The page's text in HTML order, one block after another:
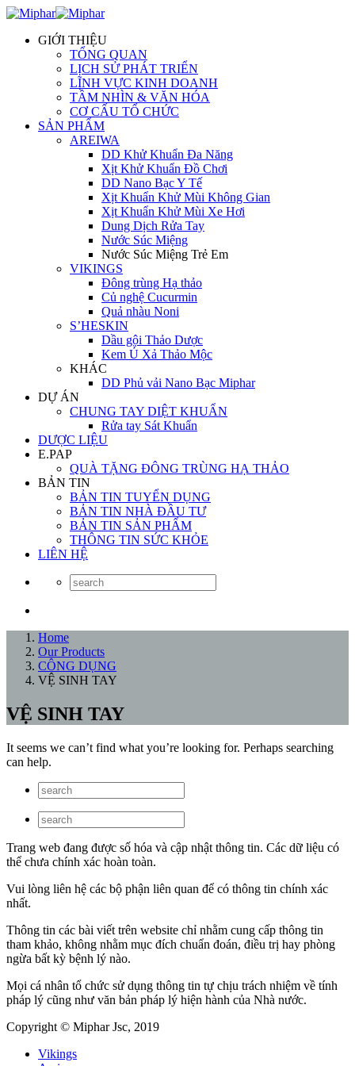
GIỚI THIỆU
TỔNG QUAN
LỊCH SỬ PHÁT TRIỂN
LĨNH VỰC KINH DOANH
TẦM NHÌN & VĂN HÓA
CƠ CẤU TỔ CHỨC
SẢN PHẨM
AREIWA
DD Khử Khuẩn Đa Năng
Xịt Khử Khuẩn Đồ Chơi
DD Nano Bạc Y Tế
Xịt Khuẩn Khử Mùi Không Gian
Xịt Khuẩn Khử Mùi Xe Hơi
Dung Dịch Rửa Tay
Nước Súc Miệng
Nước Súc Miệng Trẻ Em
VIKINGS
Đông trùng Hạ thảo
Củ nghệ Cucurmin
Quả nhàu Noni
S’HESKIN
Dầu gội Thảo Dược
Kem Ủ Xả Thảo Mộc
KHÁC
DD Phủ vải Nano Bạc Miphar
DỰ ÁN
CHUNG TAY DIỆT KHUẨN
Rửa tay Sát Khuẩn
DƯỢC LIỆU
E.PAP
QUÀ TẶNG ĐÔNG TRÙNG HẠ THẢO
BẢN TIN
BẢN TIN TUYỂN DỤNG
BẢN TIN NHÀ ĐẦU TƯ
BẢN TIN SẢN PHẨM
THÔNG TIN SỨC KHỎE
LIÊN HỆ
Home
Our Products
CÔNG DỤNG
VỆ SINH TAY
VỆ SINH TAY
It seems we can’t find what you’re looking for. Perhaps searching
can help.
Trang web đang được số hóa và cập nhật thông tin. Các dữ liệu có
thể chưa chính xác hoàn toàn.
Vui lòng liên hệ các bộ phận liên quan để có thông tin chính xác
nhất.
Thông tin các bài viết trên website chỉ nhằm cung cấp thông tin
tham khảo, không nhằm mục đích chuẩn đoán, điều trị hay phòng
ngừa bất kỳ bệnh lý nào.
Mọi cá nhân tổ chức sử dụng thông tin tự chịu trách nhiệm về tính
pháp lý cũng như văn bản pháp lý hiện hành của Nhà nước.
Copyright © Miphar Jsc, 2019
Vikings